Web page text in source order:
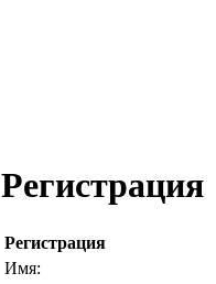
Регистрация
Регистрация
Имя: